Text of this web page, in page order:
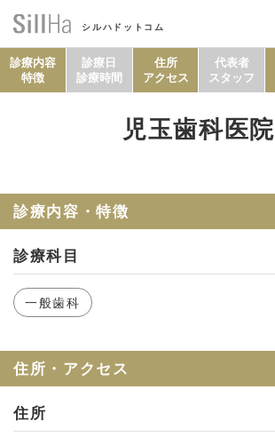
シルハドットコム
診療内容
特徴
診療日
診療時間
住所
アクセス
代表者
スタッフ
児玉歯科医院
診療内容・特徴
診療科目
一般歯科
住所・アクセス
住所